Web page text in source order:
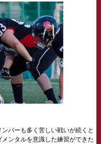
バーも多く苦しい戦いが続くと
ンタルを意識した練習ができた